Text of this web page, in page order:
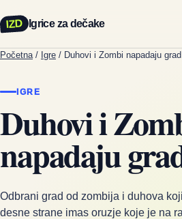
IZD Igrice za dečake
Početna / Igre / Duhovi i Zombi napadaju grad
IGRE
Duhovi i
napadaju
Odbrani grad od zombija i duhova
desne strane imas oruzje koje je na